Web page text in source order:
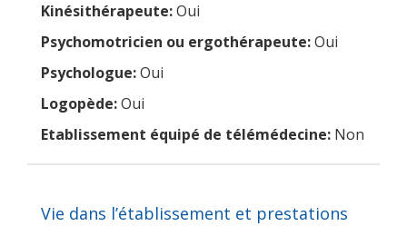
Kinésithérapeute:Oui
Psychomotricien ou ergothérapeute:Oui
Psychologue:Oui
Logopède:Oui
Etablissement équipé de télémédecine: Non
Vie dans l’établissement et prestations